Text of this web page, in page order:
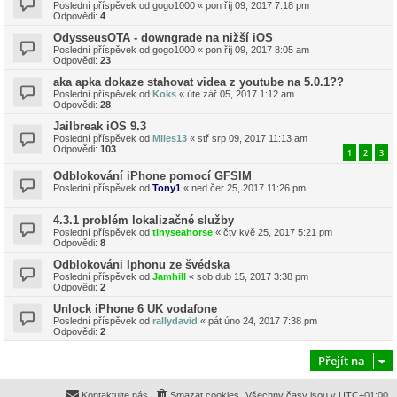
Poslední příspěvek od gogo1000 « pon říj 09, 2017 7:18 pm
Odpovědi: 4
OdysseusOTA - downgrade na nižší iOS
Poslední příspěvek od gogo1000 « pon říj 09, 2017 8:05 am
Odpovědi: 23
aka apka dokaze stahovat videa z youtube na 5.0.1??
Poslední příspěvek od Koks « úte zář 05, 2017 1:12 am
Odpovědi: 28
Jailbreak iOS 9.3
Poslední příspěvek od Miles13 « stř srp 09, 2017 11:13 am
Odpovědi: 103 1 2 3
Odblokování iPhone pomocí GFSIM
Poslední příspěvek od Tony1 « ned čer 25, 2017 11:26 pm
4.3.1 problém lokalizačné služby
Poslední příspěvek od tinyseahorse « čtv kvě 25, 2017 5:21 pm
Odpovědi: 8
Odblokováni Iphonu ze švédska
Poslední příspěvek od Jamhill « sob dub 15, 2017 3:38 pm
Odpovědi: 2
Unlock iPhone 6 UK vodafone
Poslední příspěvek od rallydavid « pát úno 24, 2017 7:38 pm
Odpovědi: 2
Přejít na